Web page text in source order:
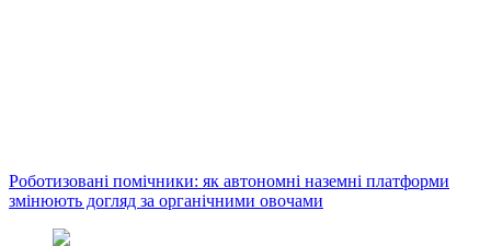
Роботизовані помічники: як автономні наземні платформи
змінюють догляд за органічними овочами